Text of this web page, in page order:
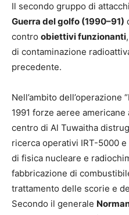
Il secondo gruppo di
Guerra del golfo (1990–91)
contro obiettivi funzionanti
di contaminazione
precedente.
Nell’ambito dell’operazione
1991 forze aeree
centro di Al Tuwaitha
ricerca operativi IRT-5000
di fisica nucleare e
fabbricazione di
trattamento delle scorie e
Secondo il generale